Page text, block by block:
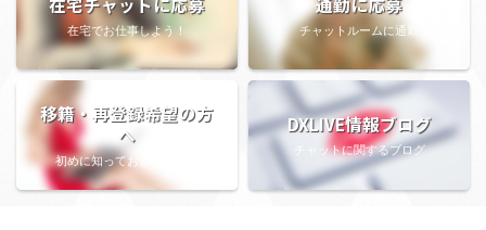
在宅でお仕事しよう！ チャットルームに通勤
移籍・再登録希望の方
へ
初めに知っておきたい情報
DXLIVE情報ブログ
チャットに関するブログ